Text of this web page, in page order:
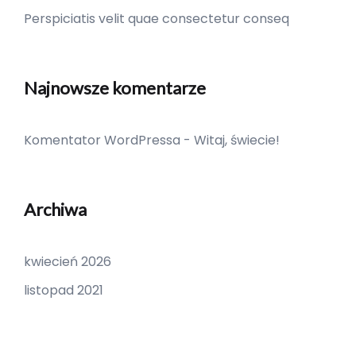
Perspiciatis velit quae consectetur conseq
Najnowsze komentarze
Komentator WordPressa - Witaj, świecie!
Archiwa
kwiecień 2026
listopad 2021